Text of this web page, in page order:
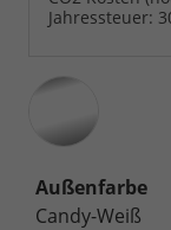
Jahressteuer:
Außenfarbe
Candy-Weiß